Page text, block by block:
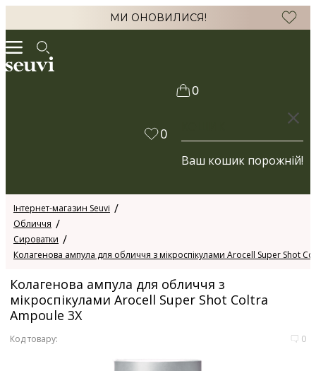
МИ ОНОВИЛИСЯ!
0
0
Ваш кошик порожній!
Інтернет-магазин Seuvi
Обличчя
Сироватки
Колагенова ампула для обличчя з мікроспікулами Arocell Super Shot
Колагенова ампула для обличчя з
мікроспікулами Arocell Super Shot Coltra
Ampoule 3X
Код товару: 0